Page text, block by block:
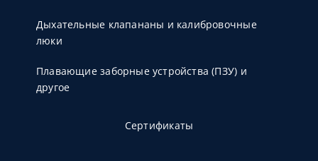
Дыхательные клапананы и калибровочные
люки
Плавающие заборные устройства (ПЗУ) и
другое
Сертификаты